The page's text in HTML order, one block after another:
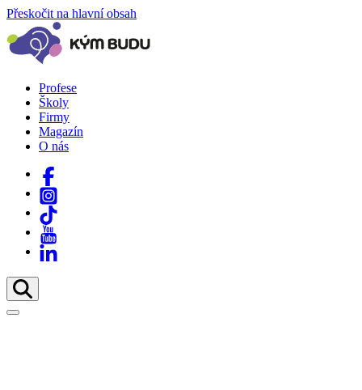
Přeskočit na hlavní obsah
Profese
Školy
Firmy
Magazín
O nás